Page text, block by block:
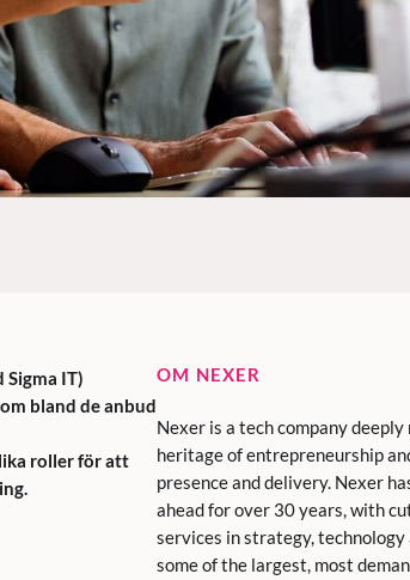
IT)
bland de anbud
roller för att
OM NEXER
Nexer is a tech company
heritage of entrepreneurship
presence and delivery. Nexer
ahead for over 30 years, with
services in strategy, technology
some of the largest, most